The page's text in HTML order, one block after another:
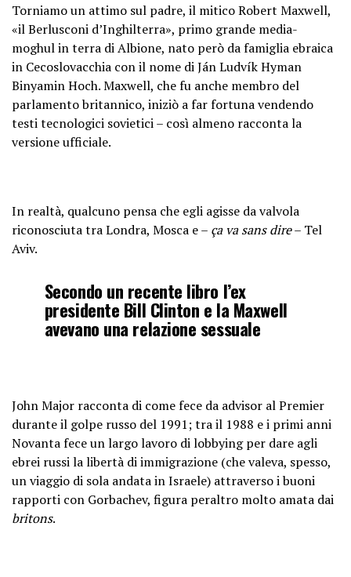
Torniamo un attimo sul padre, il mitico Robert Maxwell,
«il Berlusconi d’Inghilterra», primo grande media-
moghul in terra di Albione, nato però da famiglia ebraica
in Cecoslovacchia con il nome di Ján Ludvík Hyman
Binyamin Hoch. Maxwell, che fu anche membro del
parlamento britannico, iniziò a far fortuna vendendo
testi tecnologici sovietici – così almeno racconta la
versione ufficiale.
In realtà, qualcuno pensa che egli agisse da valvola
riconosciuta tra Londra, Mosca e – ça va sans dire– Tel
Aviv.
Secondo un recente libro l’ex
presidente Bill Clinton e la Maxwell
avevano una relazione sessuale
John Major racconta di come fece da advisor al Premier
durante il golpe russo del 1991; tra il 1988 e i primi anni
Novanta fece un largo lavoro di lobbying per dare agli
ebrei russi la libertà di immigrazione (che valeva, spesso,
un viaggio di sola andata in Israele) attraverso i buoni
rapporti con Gorbachev, figura peraltro molto amata dai
britons.